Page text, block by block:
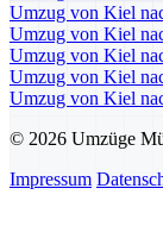
Umzug von Kiel
Umzug von Kiel
Umzug von Kiel
Umzug von Kiel
Umzug von Kiel
© 2026 Umzüge
Impressum